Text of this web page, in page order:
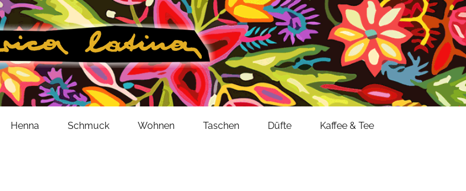
Henna Schmuck Wohnen Taschen Düfte Kaffee & Tee